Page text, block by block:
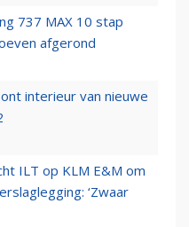
737 MAX 10 stap
afgerond
interieur van nieuwe
ILT op KLM E&M om
‘Zwaar